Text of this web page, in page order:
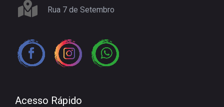
Rua 7 de Setembro
Acesso Rápido